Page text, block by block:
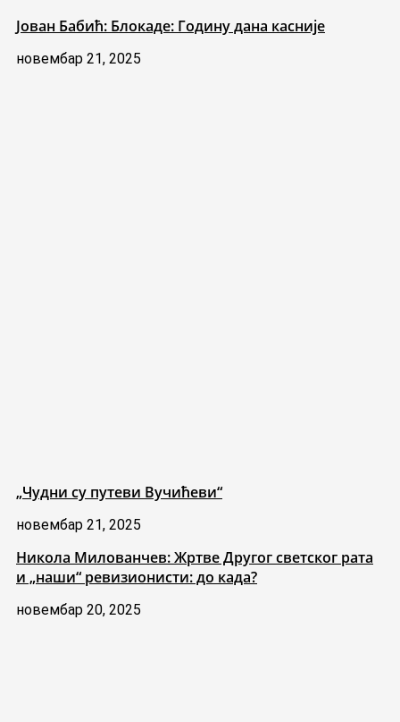
Јован Бабић: Блокаде: Годину дана касније
новембар 21, 2025
„Чудни су путеви Вучићеви“
новембар 21, 2025
Никола Милованчев: Жртве Другог светског рата
и „наши“ ревизионисти: до када?
новембар 20, 2025